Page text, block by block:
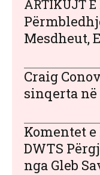
ARTIKUJT E
Mesdheut,
Craig
sinqerta në
Komentet
DWTS
nga Gleb